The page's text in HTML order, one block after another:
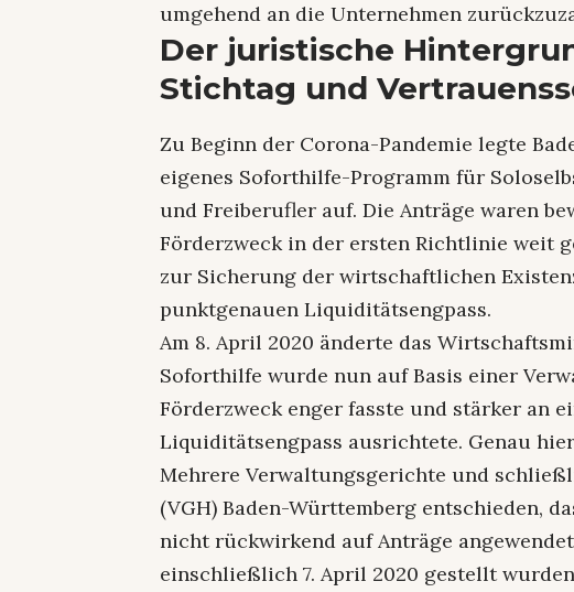
umgehend an die Unternehmen
Der juristische
Stichtag und
Zu Beginn der Corona-Pandemie legte
eigenes Soforthilfe-Programm für
und Freiberufler auf. Die Anträge waren
Förderzweck in der ersten Richtlinie weit
zur Sicherung der wirtschaftlichen
punktgenauen Liquiditätsengpass.
Am 8. April 2020 änderte das
Soforthilfe wurde nun auf Basis einer
Förderzweck enger fasste und stärker an
Liquiditätsengpass ausrichtete. Genau
Mehrere Verwaltungsgerichte und
(VGH) Baden-Württemberg entschieden,
nicht rückwirkend auf Anträge
einschließlich 7. April 2020 gestellt